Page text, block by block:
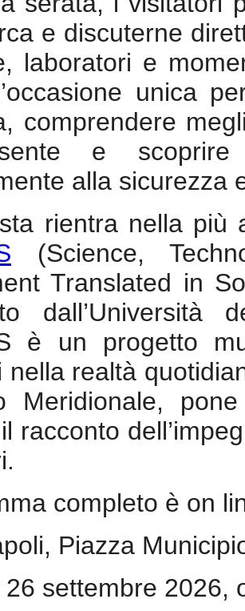
e discuterne
laboratori e
unica
comprendere
e scoprire
alla sicurezza
rientra nella
(Science,
Translated in
è un progetto
nella realtà
Meridionale,
racconto
completo è on
Piazza
26 settembre 2026,